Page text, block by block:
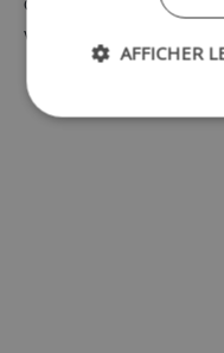
créez du contenu
visiteur et de votre
AFFICHER